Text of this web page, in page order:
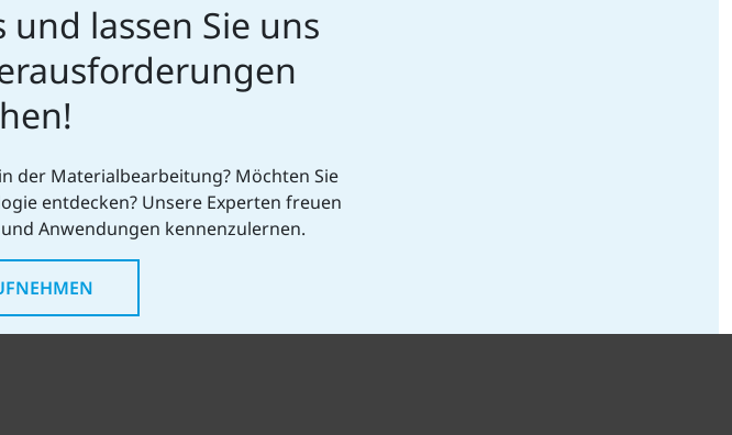
lassen Sie uns
der Materialbearbeitung? Möchten Sie
entdecken? Unsere Experten freuen
Anwendungen kennenzulernen.